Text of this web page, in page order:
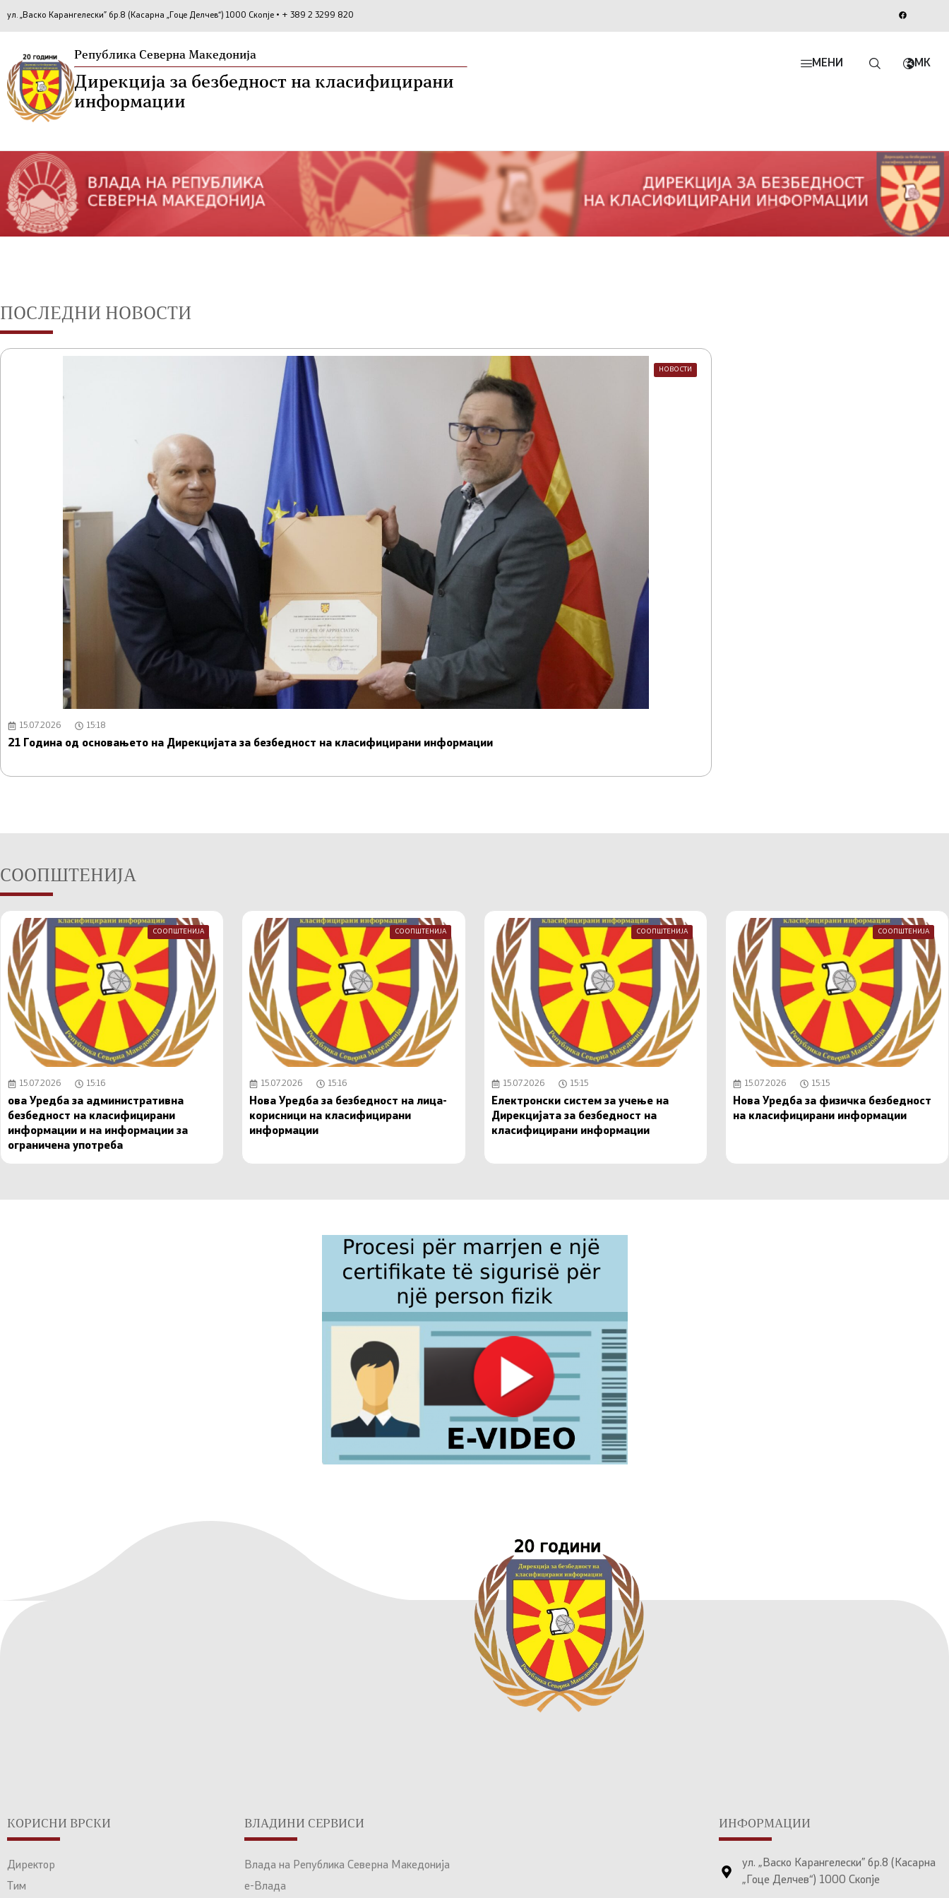
ул. „Васко Карангелески” бр.8 (Касарна „Гоце Делчев“) 1000 Скопје • + 389 2 3299 820
Република Северна Македонија
Дирекција за безбедност на класифицирани
информации
МЕНИ MK
ПОСЛЕДНИ НОВОСТИ
НОВОСТИ
15.07.2026 15:18
21 Година од основањето на Дирекцијата за безбедност на класифицирани информации
СООПШТЕНИЈА
СООПШТЕНИЈА
15.07.2026 15:16
ова Уредба за административна
безбедност на класифицирани
информации и на информации за
ограничена употреба
СООПШТЕНИЈА
15.07.2026 15:16
Нова Уредба за безбедност на лица-
корисници на класифицирани
информации
СООПШТЕНИЈА
15.07.2026 15:15
Електронски систем за учење на
Дирекцијата за безбедност на
класифицирани информации
СООПШТЕНИЈА
15.07.2026 15:15
Нова Уредба за физичка безбедност
на класифицирани информации
КОРИСНИ ВРСКИ
Директор
Тим
ВЛАДИНИ СЕРВИСИ
Влада на Република Северна Македонија
е-Влада
ИНФОРМАЦИИ
ул. „Васко Карангелески” бр.8 (Касарна
„Гоце Делчев“) 1000 Скопје